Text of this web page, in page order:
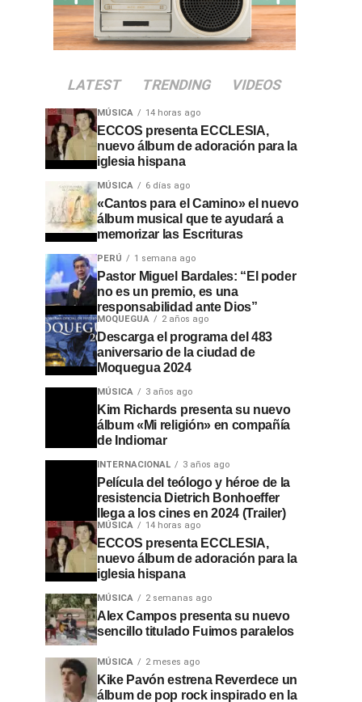
LATEST TRENDING VIDEOS
MÚSICA 14 horas ago
ECCOS presenta ECCLESIA,
nuevo álbum de adoración para la
iglesia hispana
MÚSICA 6 días ago
«Cantos para el Camino» el nuevo
álbum musical que te ayudará a
memorizar las Escrituras
PERÚ 1 semana ago
Pastor Miguel Bardales: “El poder
no es un premio, es una
responsabilidad ante Dios”
MOQUEGUA 2 años ago
Descarga el programa del 483
aniversario de la ciudad de
Moquegua 2024
MÚSICA 3 años ago
Kim Richards presenta su nuevo
álbum «Mi religión» en compañía
de Indiomar
INTERNACIONAL 3 años ago
Película del teólogo y héroe de la
resistencia Dietrich Bonhoeffer
llega a los cines en 2024 (Trailer)
MÚSICA 14 horas ago
ECCOS presenta ECCLESIA,
nuevo álbum de adoración para la
iglesia hispana
MÚSICA 2 semanas ago
Alex Campos presenta su nuevo
sencillo titulado Fuimos paralelos
MÚSICA 2 meses ago
Kike Pavón estrena Reverdece un
álbum de pop rock inspirado en la